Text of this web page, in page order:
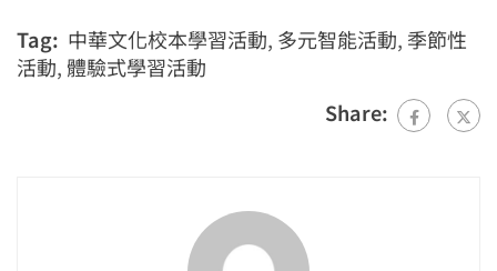
Tag: 中華文化校本學習活動, 多元智能活動, 季節性
活動, 體驗式學習活動
Share: